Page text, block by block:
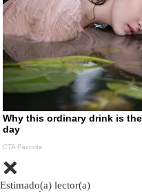
Estimado(a) lector(a)